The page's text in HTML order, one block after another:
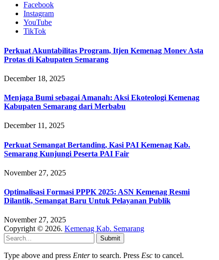
Facebook
Instagram
YouTube
TikTok
Perkuat Akuntabilitas Program, Itjen Kemenag Monev Asta
Protas di Kabupaten Semarang
December 18, 2025
Menjaga Bumi sebagai Amanah: Aksi Ekoteologi Kemenag
Kabupaten Semarang dari Merbabu
December 11, 2025
Perkuat Semangat Bertanding, Kasi PAI Kemenag Kab.
Semarang Kunjungi Peserta PAI Fair
November 27, 2025
Optimalisasi Formasi PPPK 2025: ASN Kemenag Resmi
Dilantik, Semangat Baru Untuk Pelayanan Publik
November 27, 2025
Copyright © 2026. Kemenag Kab. Semarang
Submit
Type above and press Enterto search. Press Esc to cancel.